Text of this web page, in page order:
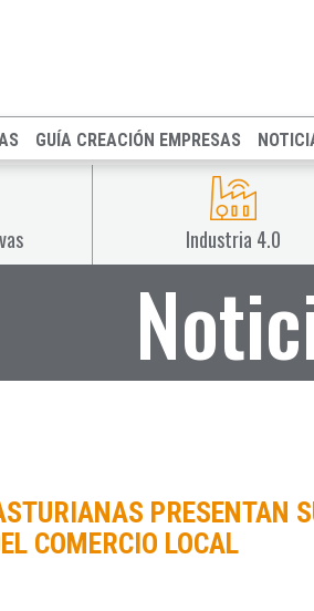
GUÍA CREACIÓN EMPRESAS
Industria 4.0
PRESENTAN
COMERCIO LOCAL